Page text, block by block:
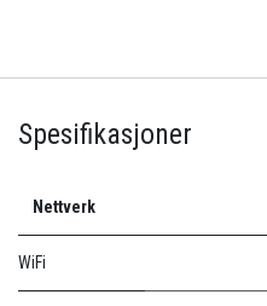
Spesifikasjoner
Nettverk
WiFi